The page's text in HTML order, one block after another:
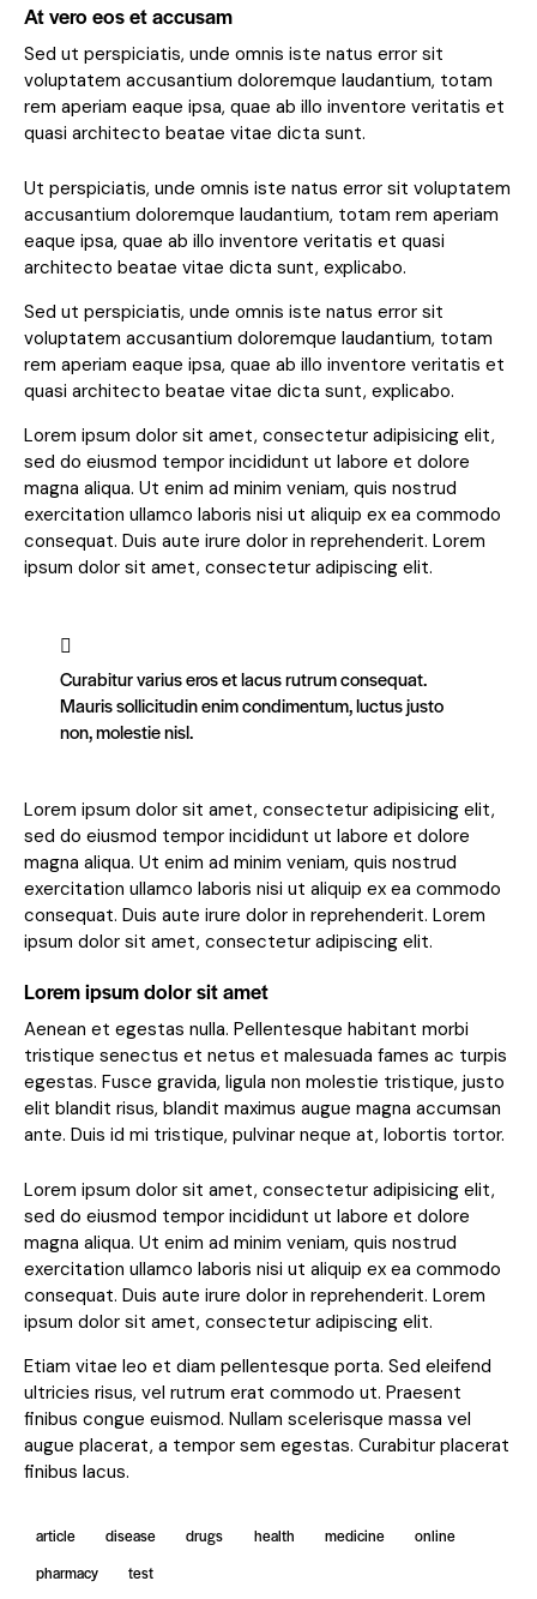
At vero eos et accusam
Sed ut perspiciatis, unde omnis iste natus error sit
voluptatem accusantium doloremque laudantium, totam
rem aperiam eaque ipsa, quae ab illo inventore veritatis et
quasi architecto beatae vitae dicta sunt.
Ut perspiciatis, unde omnis iste natus error sit voluptatem
accusantium doloremque laudantium, totam rem aperiam
eaque ipsa, quae ab illo inventore veritatis et quasi
architecto beatae vitae dicta sunt, explicabo.
Sed ut perspiciatis, unde omnis iste natus error sit
voluptatem accusantium doloremque laudantium, totam
rem aperiam eaque ipsa, quae ab illo inventore veritatis et
quasi architecto beatae vitae dicta sunt, explicabo.
Lorem ipsum dolor sit amet, consectetur adipisicing elit,
sed do eiusmod tempor incididunt ut labore et dolore
magna aliqua. Ut enim ad minim veniam, quis nostrud
exercitation ullamco laboris nisi ut aliquip ex ea commodo
consequat. Duis aute irure dolor in reprehenderit. Lorem
ipsum dolor sit amet, consectetur adipiscing elit.
Curabitur varius eros et lacus rutrum consequat.
Mauris sollicitudin enim condimentum, luctus justo
non, molestie nisl.
Lorem ipsum dolor sit amet, consectetur adipisicing elit,
sed do eiusmod tempor incididunt ut labore et dolore
magna aliqua. Ut enim ad minim veniam, quis nostrud
exercitation ullamco laboris nisi ut aliquip ex ea commodo
consequat. Duis aute irure dolor in reprehenderit. Lorem
ipsum dolor sit amet, consectetur adipiscing elit.
Lorem ipsum dolor sit amet
Aenean et egestas nulla. Pellentesque habitant morbi
tristique senectus et netus et malesuada fames ac turpis
egestas. Fusce gravida, ligula non molestie tristique, justo
elit blandit risus, blandit maximus augue magna accumsan
ante. Duis id mi tristique, pulvinar neque at, lobortis tortor.
Lorem ipsum dolor sit amet, consectetur adipisicing elit,
sed do eiusmod tempor incididunt ut labore et dolore
magna aliqua. Ut enim ad minim veniam, quis nostrud
exercitation ullamco laboris nisi ut aliquip ex ea commodo
consequat. Duis aute irure dolor in reprehenderit. Lorem
ipsum dolor sit amet, consectetur adipiscing elit.
Etiam vitae leo et diam pellentesque porta. Sed eleifend
ultricies risus, vel rutrum erat commodo ut. Praesent
finibus congue euismod. Nullam scelerisque massa vel
augue placerat, a tempor sem egestas. Curabitur placerat
finibus lacus.
article disease drugs health medicine
online
pharmacy
test